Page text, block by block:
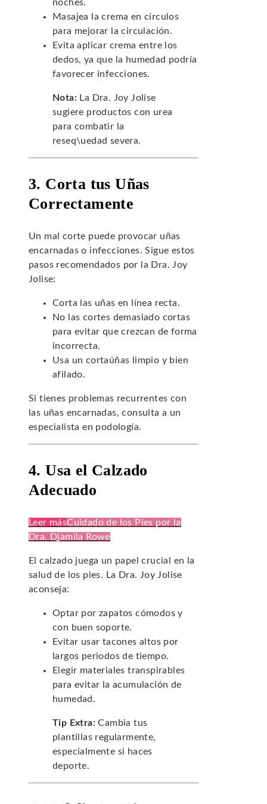
noches.
Masajea la crema en círculos
para mejorar la circulación.
Evita aplicar crema entre los
dedos, ya que la humedad podría
favorecer infecciones.
Nota: La Dra. Joy Jolise
sugiere productos con urea
para combatir la
reseq\uedad severa.
3. Corta tus Uñas
Correctamente
Un mal corte puede provocar uñas
encarnadas o infecciones. Sigue estos
pasos recomendados por la Dra. Joy
Jolise:
Corta las uñas en línea recta.
No las cortes demasiado cortas
para evitar que crezcan de forma
incorrecta.
Usa un cortaúñas limpio y bien
afilado.
Si tienes problemas recurrentes con
las uñas encarnadas, consulta a un
especialista en podología.
4. Usa el Calzado
Adecuado
Leer másCuidado de los Pies por la
Dra. Djamila Rowe
El calzado juega un papel crucial en la
salud de los pies. La Dra. Joy Jolise
aconseja:
Optar por zapatos cómodos y
con buen soporte.
Evitar usar tacones altos por
largos periodos de tiempo.
Elegir materiales transpirables
para evitar la acumulación de
humedad.
Tip Extra: Cambia tus
plantillas regularmente,
especialmente si haces
deporte.